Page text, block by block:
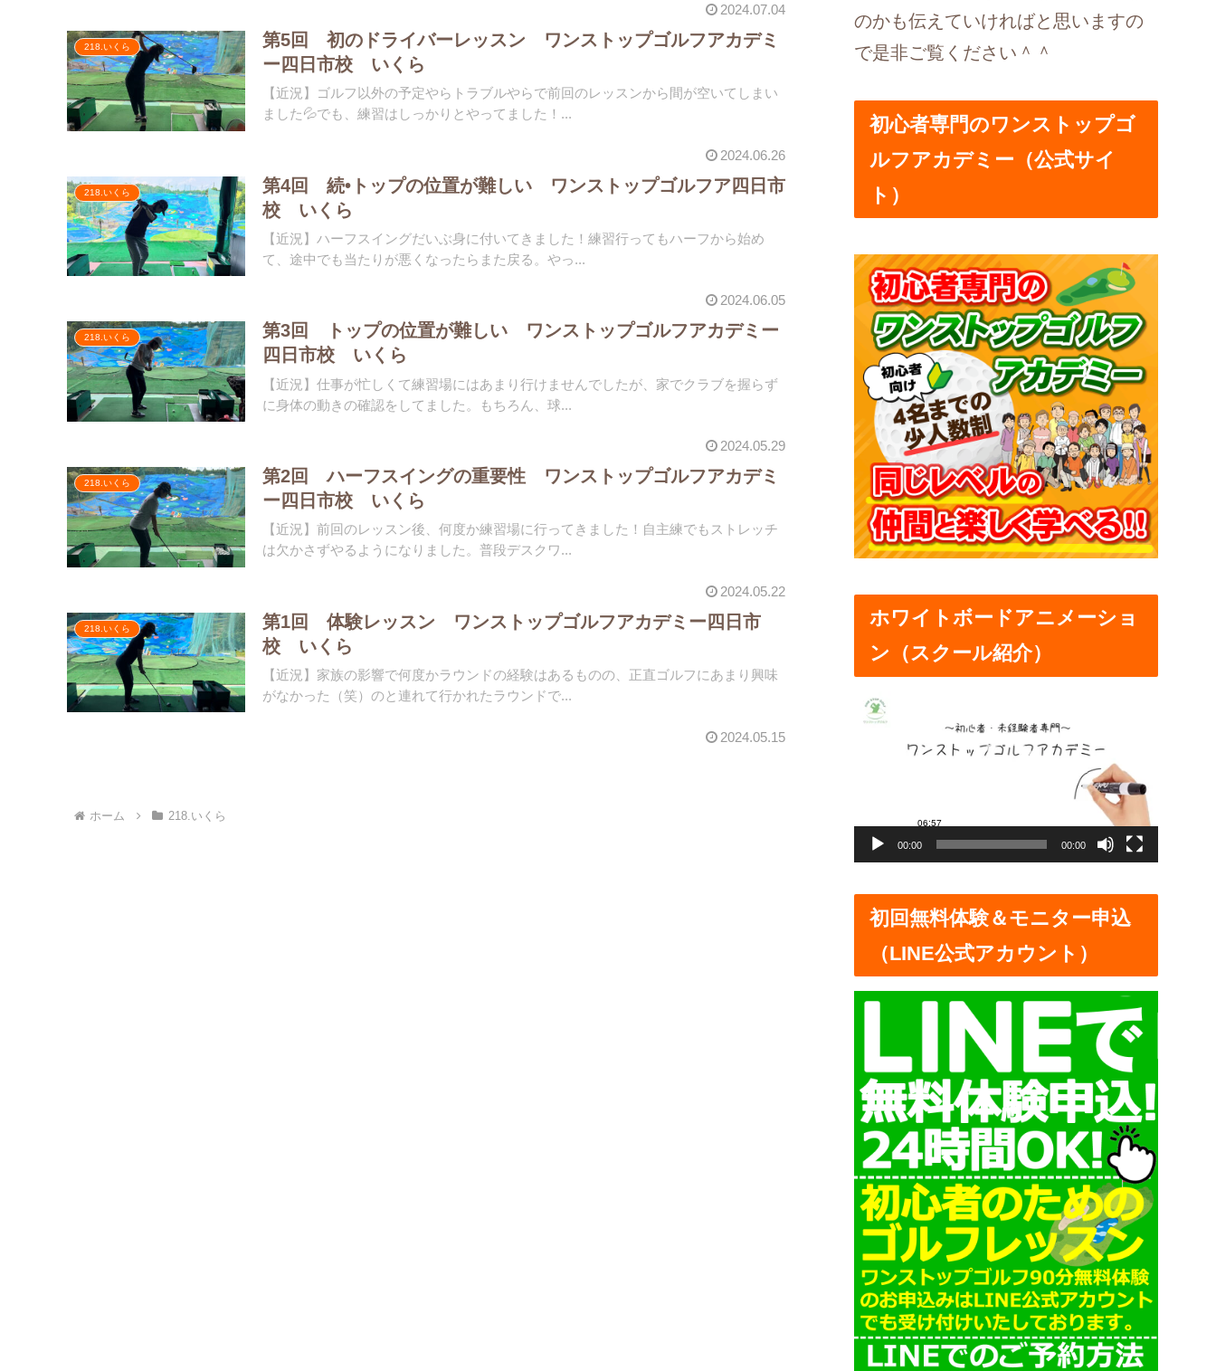
2024.07.04
218.いくら
第5回 初のドライバーレッスン ワンストップゴルフアカデミ
ー四日市校 いくら
【近況】ゴルフ以外の予定やらトラブルやらで前回のレッスンから間が空いてしまい
ました💦でも、練習はしっかりとやってました！...
2024.06.26
218.いくら
第4回 続•トップの位置が難しい ワンストップゴルフア四日市
校 いくら
【近況】ハーフスイングだいぶ身に付いてきました！練習行ってもハーフから始め
て、途中でも当たりが悪くなったらまた戻る。やっ...
2024.06.05
218.いくら
第3回 トップの位置が難しい ワンストップゴルフアカデミー
四日市校 いくら
【近況】仕事が忙しくて練習場にはあまり行けませんでしたが、家でクラブを握らず
に身体の動きの確認をしてました。もちろん、球...
2024.05.29
218.いくら
第2回 ハーフスイングの重要性 ワンストップゴルフアカデミ
ー四日市校 いくら
【近況】前回のレッスン後、何度か練習場に行ってきました！自主練でもストレッチ
は欠かさずやるようになりました。普段デスクワ...
2024.05.22
218.いくら
第1回 体験レッスン ワンストップゴルフアカデミー四日市
校 いくら
【近況】家族の影響で何度かラウンドの経験はあるものの、正直ゴルフにあまり興味
がなかった（笑）のと連れて行かれたラウンドで...
2024.05.15
ホーム 218.いくら
のかも伝えていければと思いますの
で是非ご覧ください＾＾
初心者専門のワンストップゴ
ルフアカデミー（公式サイ
ト）
ホワイトボードアニメーショ
ン（スクール紹介）
動
ー
ヤ
ー
00:00 00:00
初回無料体験＆モニター申込
（LINE公式アカウント）